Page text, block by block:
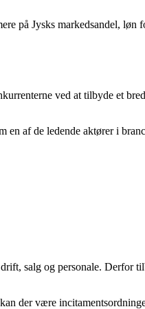
på Jysks markedsandel, løn
ved at tilbyde et
en af de ledende aktører i
salg og personale. Derfor
der være